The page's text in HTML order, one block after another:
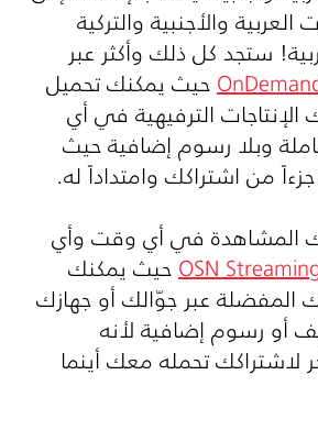
والأجنبية والتركية
ستجد كل ذلك وأكثر عبر
حيث يمكنك تحميل
الترفيهية في أي
وبلا رسوم إضافية حيث
من اشتراكك وامتداداً له.
المشاهدة في أي وقت وأي
OSNحيث يمكنك
المفضلة عبر جوّالك أو جهازك
أو رسوم إضافية لأنه
لاشتراكك تحمله معك أينما